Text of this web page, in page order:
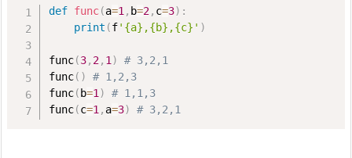
def func(a=1, b=2, c=3) :
print (f'{a},{b},{c}' )
func(3, 2, 1)
# 3,2,1
func( )
# 1,2,3
func( b=1)
# 1,1,3
func(c=1, a=3) # 3,2,1